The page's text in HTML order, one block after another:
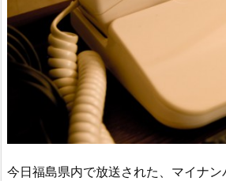
今日福島県内で放送された、マイナ